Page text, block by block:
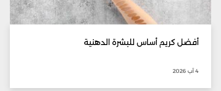
أفضل كريم أساس للبشرة الدهنية
4 آب 2026